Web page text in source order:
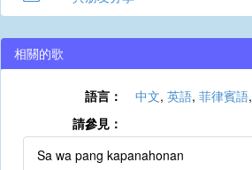
相關的歌
語言： 中文, 英語, 菲律賓語,
請參見：
Sa wa pang kapanahonan